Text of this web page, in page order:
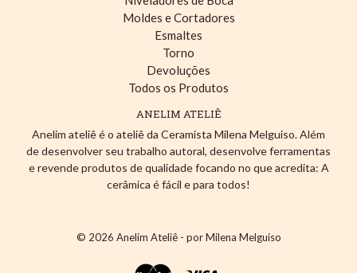
Moldes e Cortadores
Esmaltes
Torno
Devoluções
Todos os Produtos
ANELIM ATELIÊ
Anelim ateliê é o ateliê da Ceramista Milena Melguiso. Além
de desenvolver seu trabalho autoral, desenvolve ferramentas
e revende produtos de qualidade focando no que acredita: A
cerâmica é fácil e para todos!
© 2026 Anelim Ateliê - por Milena Melguiso